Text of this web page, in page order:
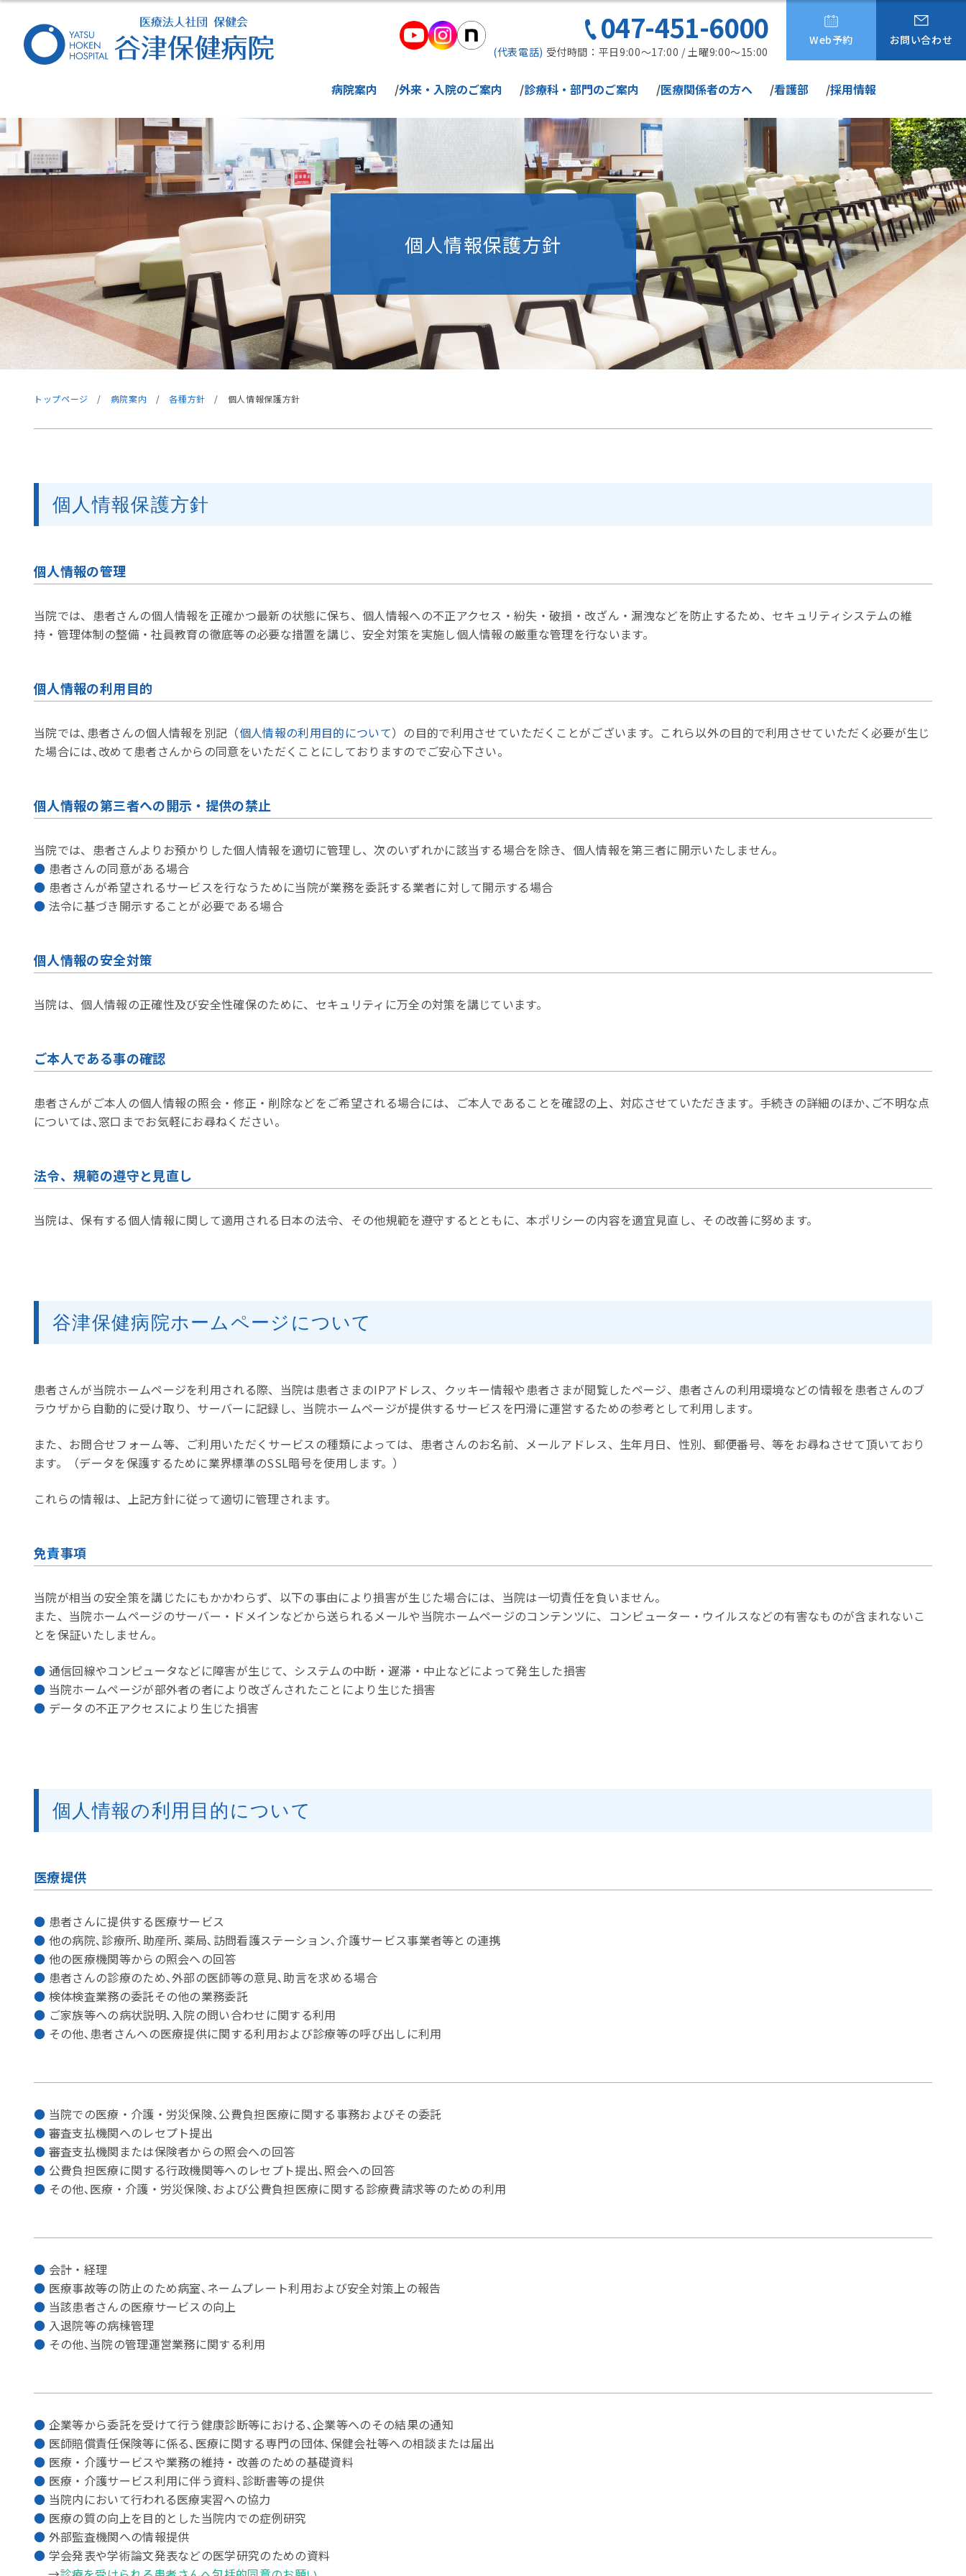
047-451-6000
(代表電話) 受付時間：平日9:00～17:00 / 土曜9:00～15:00
Web予約 お問い合わせ
病院案内 外来・入院のご案内 診療科・部門のご案内 医療関係者の方へ 看護部 採用情報
個人情報保護方針
トップページ / 病院案内 /各種方針 / 個人情報保護方針
個人情報保護方針
個人情報の管理
当院では、患者さんの個人情報を正確かつ最新の状態に保ち、個人情報への不正アクセス・紛失・破損・改ざん・漏洩などを防止するため、セキュリティシステムの維
持・管理体制の整備・社員教育の徹底等の必要な措置を講じ、安全対策を実施し個人情報の厳重な管理を行ないます。
個人情報の利用目的
当院では､患者さんの個人情報を別記（個人情報の利用目的について）の目的で利用させていただくことがございます。これら以外の目的で利用させていただく必要が生じ
た場合には､改めて患者さんからの同意をいただくことにしておりますのでご安心下さい。
個人情報の第三者への開示・提供の禁止
当院では、患者さんよりお預かりした個人情報を適切に管理し、次のいずれかに該当する場合を除き、個人情報を第三者に開示いたしません。
患者さんの同意がある場合
患者さんが希望されるサービスを行なうために当院が業務を委託する業者に対して開示する場合
法令に基づき開示することが必要である場合
個人情報の安全対策
当院は、個人情報の正確性及び安全性確保のために、セキュリティに万全の対策を講じています。
ご本人である事の確認
患者さんがご本人の個人情報の照会・修正・削除などをご希望される場合には、ご本人であることを確認の上、対応させていただきます。手続きの詳細のほか､ご不明な点
については､窓口までお気軽にお尋ねください。
法令、規範の遵守と見直し
当院は、保有する個人情報に関して適用される日本の法令、その他規範を遵守するとともに、本ポリシーの内容を適宜見直し、その改善に努めます。
谷津保健病院ホームページについて
患者さんが当院ホームページを利用される際、当院は患者さまのIPアドレス、クッキー情報や患者さまが閲覧したページ、患者さんの利用環境などの情報を患者さんのブ
ラウザから自動的に受け取り、サーバーに記録し、当院ホームページが提供するサービスを円滑に運営するための参考として利用します。
また、お問合せフォーム等、ご利用いただくサービスの種類によっては、患者さんのお名前、メールアドレス、生年月日、性別、郵便番号、等をお尋ねさせて頂いており
ます。（データを保護するために業界標準のSSL暗号を使用します。）
これらの情報は、上記方針に従って適切に管理されます。
免責事項
当院が相当の安全策を講じたにもかかわらず、以下の事由により損害が生じた場合には、当院は一切責任を負いません。
また、当院ホームページのサーバー・ドメインなどから送られるメールや当院ホームページのコンテンツに、コンピューター・ウイルスなどの有害なものが含まれないこ
とを保証いたしません。
通信回線やコンピュータなどに障害が生じて、システムの中断・遅滞・中止などによって発生した損害
当院ホームページが部外者の者により改ざんされたことにより生じた損害
データの不正アクセスにより生じた損害
個人情報の利用目的について
医療提供
患者さんに提供する医療サービス
他の病院､診療所､助産所､薬局､訪問看護ステーション､介護サービス事業者等との連携
他の医療機関等からの照会への回答
患者さんの診療のため､外部の医師等の意見､助言を求める場合
検体検査業務の委託その他の業務委託
ご家族等への病状説明､入院の問い合わせに関する利用
その他､患者さんへの医療提供に関する利用および診療等の呼び出しに利用
当院での医療・介護・労災保険､公費負担医療に関する事務およびその委託
審査支払機関へのレセプト提出
審査支払機関または保険者からの照会への回答
公費負担医療に関する行政機関等へのレセプト提出､照会への回答
その他､医療・介護・労災保険､および公費負担医療に関する診療費請求等のための利用
会計・経理
医療事故等の防止のため病室､ネームプレート利用および安全対策上の報告
当該患者さんの医療サービスの向上
入退院等の病棟管理
その他､当院の管理運営業務に関する利用
企業等から委託を受けて行う健康診断等における､企業等へのその結果の通知
医師賠償責任保険等に係る､医療に関する専門の団体､保健会社等への相談または届出
医療・介護サービスや業務の維持・改善のための基礎資料
医療・介護サービス利用に伴う資料､診断書等の提供
当院内において行われる医療実習への協力
医療の質の向上を目的とした当院内での症例研究
外部監査機関への情報提供
学会発表や学術論文発表などの医学研究のための資料